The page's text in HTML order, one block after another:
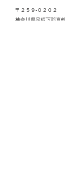
〒２５９‐０２０２
神奈川県足柄下郡真